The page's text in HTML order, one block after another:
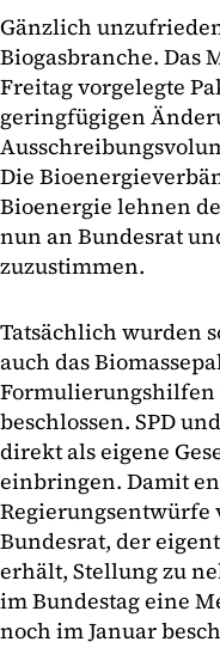
Gänzlich
Biogasbranche. Das
Freitag vorgelegte
geringfügigen
Die
Bioenergie lehnen
nun an Bundesrat
zuzustimmen.
Tatsächlich wurden
auch das
Formulierungshilfen
beschlossen. SPD
direkt als eigene
einbringen. Damit
Regierungsentwürfe
Bundesrat, der
erhält, Stellung zu
im Bundestag eine
noch im Januar